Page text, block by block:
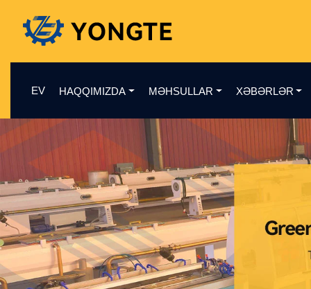
EV HAQQIMIZDA MƏHSULLAR XƏBƏRLƏR